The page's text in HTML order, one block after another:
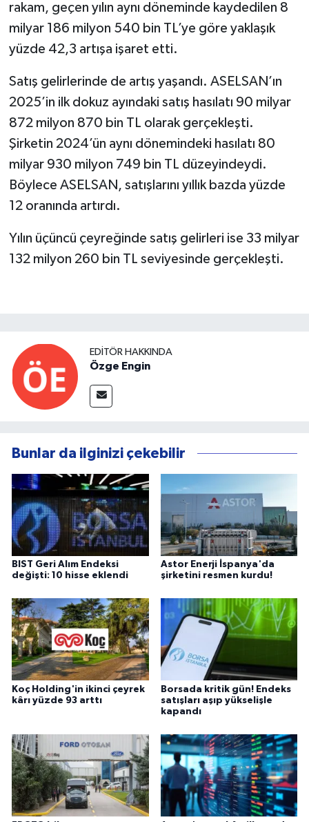
rakam, geçen yılın aynı döneminde kaydedilen 8
milyar 186 milyon 540 bin TL’ye göre yaklaşık
yüzde 42,3 artışa işaret etti.
Satış gelirlerinde de artış yaşandı. ASELSAN’ın
2025’in ilk dokuz ayındaki satış hasılatı 90 milyar
872 milyon 870 bin TL olarak gerçekleşti.
Şirketin 2024’ün aynı dönemindeki hasılatı 80
milyar 930 milyon 749 bin TL düzeyindeydi.
Böylece ASELSAN, satışlarını yıllık bazda yüzde
12 oranında artırdı.
Yılın üçüncü çeyreğinde satış gelirleri ise 33 milyar
132 milyon 260 bin TL seviyesinde gerçekleşti.
EDITÖR HAKKINDA
Özge Engin
Bunlar da ilginizi çekebilir
BIST Geri Alım Endeksi
değişti: 10 hisse eklendi
Astor Enerji İspanya'da
şirketini resmen kurdu!
Koç Holding'in ikinci çeyrek
kârı yüzde 93 arttı
Borsada kritik gün! Endeks
satışları aşıp yükselişle
kapandı